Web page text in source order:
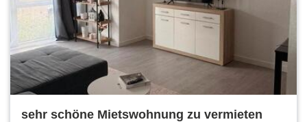
sehr schöne Mietswohnung zu vermieten